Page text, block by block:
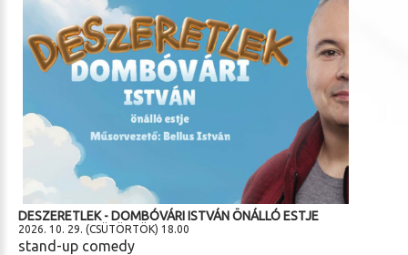
DESZERETLEK - DOMBÓVÁRI ISTVÁN ÖNÁLLÓ ESTJE
2026. 10. 29. (CSÜTÖRTÖK) 18.00
stand-up comedy